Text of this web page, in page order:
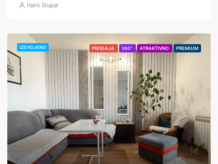
Haris Stupar
IZDVOJENO PRODAJA 360° ATRAKTIVNO PREMIUM